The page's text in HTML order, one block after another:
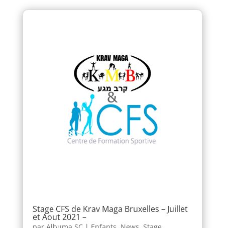
Stage CFS de Krav Maga Bruxelles – Juillet
et Aout 2021 –